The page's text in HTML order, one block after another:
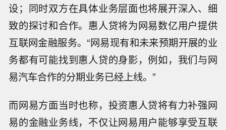
设；同时双方在具体业务层面也将展开深入、细
致的探讨和合作。惠人贷将为网易数亿用户提供
互联网金融服务。“网易现有和未来预期开展的业
务都有可能找到惠人贷的身影，例如，我们与网
易汽车合作的分期业务已经上线。”
而网易方面当时也称，投资惠人贷将有力补强网
易的金融业务线，不仅让网易用户能够享受互联